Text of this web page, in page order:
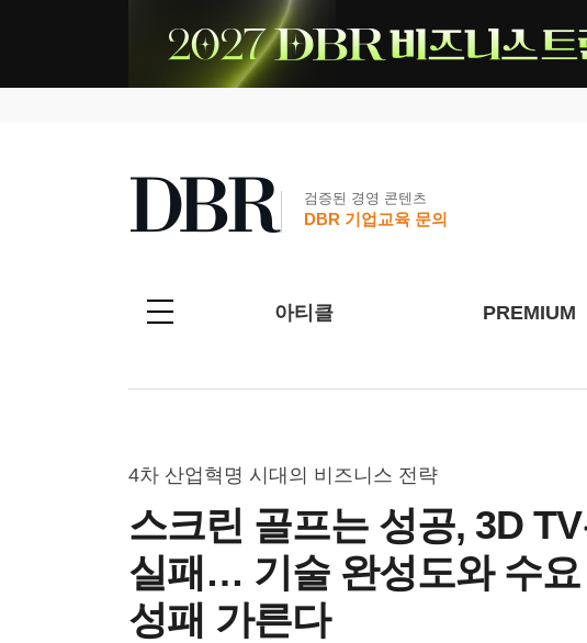
검증된 경영 콘텐츠
DBR 기업교육 문의
아티클 PREMIUM
4차 산업혁명 시대의 비즈니스 전략
스크린 골프는 성공, 3D
실패… 기술 완성도와 수
성패 가른다